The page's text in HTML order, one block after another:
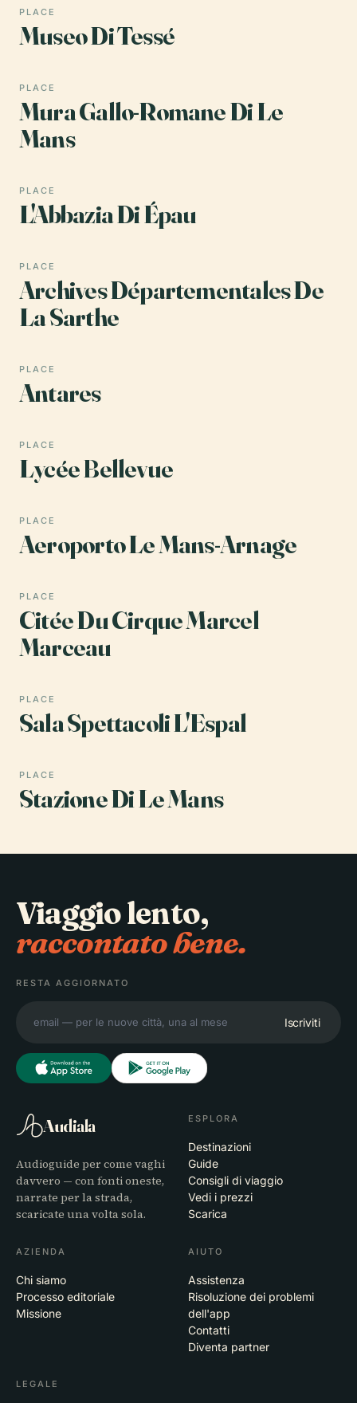
PLACE
Museo Di Tessé
PLACE
Mura Gallo-Romane Di Le
Mans
PLACE
L'Abbazia Di Épau
PLACE
Archives Départementales De
La Sarthe
PLACE
Antares
PLACE
Lycée Bellevue
PLACE
Aeroporto Le Mans-Arnage
PLACE
Citée Du Cirque Marcel
Marceau
PLACE
Sala Spettacoli L'Espal
PLACE
Stazione Di Le Mans
Viaggio lento,
raccontato bene.
RESTA AGGIORNATO
Iscriviti
Audiala
Audioguide per come vaghi
davvero — con fonti oneste,
narrate per la strada,
scaricate una volta sola.
ESPLORA
Destinazioni
Guide
Consigli di viaggio
Vedi i prezzi
Scarica
AZIENDA
Chi siamo
Processo editoriale
Missione
AIUTO
Assistenza
Risoluzione dei problemi
dell'app
Contatti
Diventa partner
LEGALE